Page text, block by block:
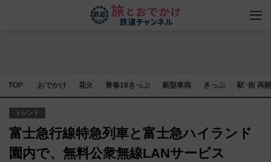
TOP おでかけ 花火 青春18きっぷ 新型車両 きっぷ 駅･街 再
トレンド
富士急行線特急列車と富士急ハイランド
園内で、無料公衆無線LANサービス